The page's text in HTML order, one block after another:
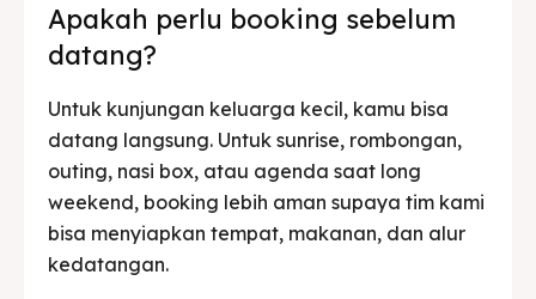
Apakah perlu booking sebelum
datang?
Untuk kunjungan keluarga kecil, kamu bisa
datang langsung. Untuk sunrise, rombongan,
outing, nasi box, atau agenda saat long
weekend, booking lebih aman supaya tim kami
bisa menyiapkan tempat, makanan, dan alur
kedatangan.